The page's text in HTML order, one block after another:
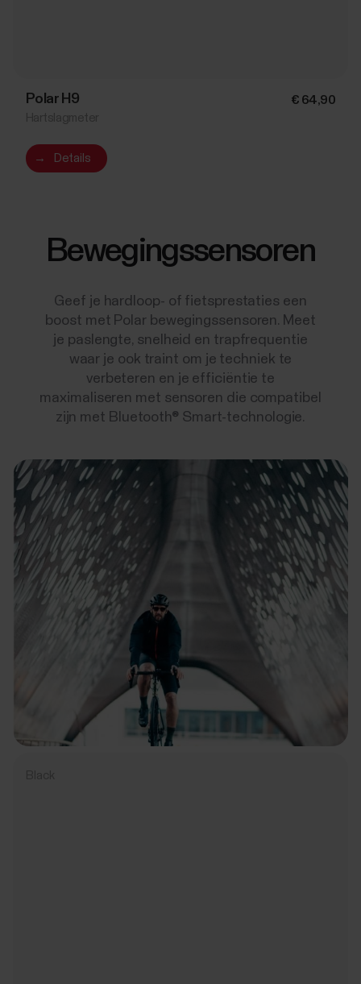
Polar H9 € 64,90
→ Details
Bewegingssensoren
Geef je hardloop- of fietsprestaties een
boost met Polar bewegingssensoren. Meet
je paslengte, snelheid en trapfrequentie
waar je ook traint om je techniek te
verbeteren en je efficiëntie te
maximaliseren met sensoren die compatibel
zijn met Bluetooth® Smart-technologie.